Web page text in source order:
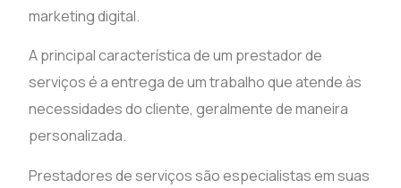
marketing digital.
A principal característica de um prestador de
serviços é a entrega de um trabalho que atende às
necessidades do cliente, geralmente de maneira
personalizada.
Prestadores de serviços são especialistas em suas